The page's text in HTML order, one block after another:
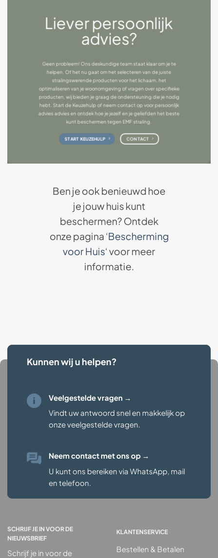
Liever persoonlijk
advies?
Geen probleem! Ons deskundige team staat klaar om je te
helpen. Of het nu gaat om het selecteren van de juiste
stralingswerende producten voor het lichaam, het
optimaliseren van je woonomgeving of vragen over specifieke
producten, wij bieden je graag de ondersteuning die je nodig
hebt. Start de Keuzehulp of neemcontact op voor persoonlijk
advies advies en ontdek hoe je jezelf en je geliefden het beste
kunt beschermen tegen EMF straling.
START KEUZEHULP CONTACT
Ben je ook benieuwd hoe
je jouw huis kunt
beschermen? Ontdek
onze pagina ‘Bescherming
voor Huis‘ voor meer
informatie.
Kunnen wij u helpen?
Veelgestelde vragen →
Vindt uw antwoord snel en makkelijk op
onze veelgestelde vragen.
Neem contact met ons op →
U kunt ons bereiken via WhatsApp, mail
en telefoon.
SCHRIJF JE IN VOOR DE
NIEUWSBRIEF
Schrijf je in voor de
KLANTENSERVICE
Bestellen & Betalen